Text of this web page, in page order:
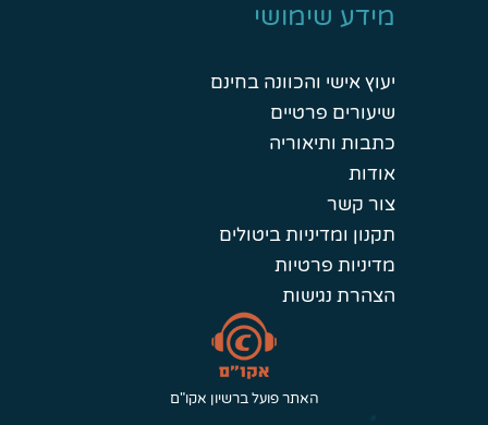
מידע שימושי
יעוץ אישי והכוונה בחינם
שיעורים פרטיים
כתבות ותיאוריה
אודות
צור קשר
תקנון ומדיניות ביטולים
מדיניות פרטיות
הצהרת נגישות
האתר פועל ברשיון אקו"ם